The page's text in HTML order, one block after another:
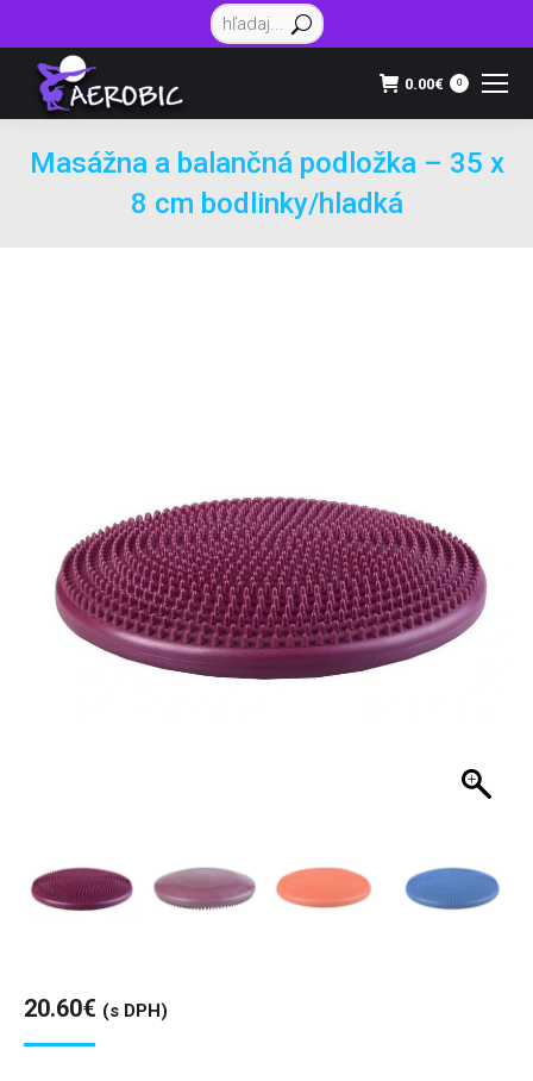
Vyhľadávanie:
0.00€ 0
Masážna a balančná podložka – 35 x
8 cm bodlinky/hladká
20.60€ (s DPH)